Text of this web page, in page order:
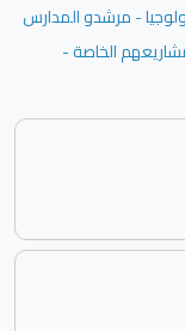
- مرشدو المدارس
الخاصة -